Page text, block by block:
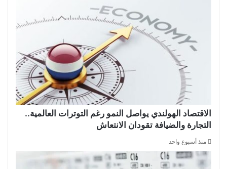
الاقتصاد الهولندي يواصل النمو رغم التوترات العالمية..
التجارة والضيافة تقودان الانتعاش
منذ أسبوع واحد